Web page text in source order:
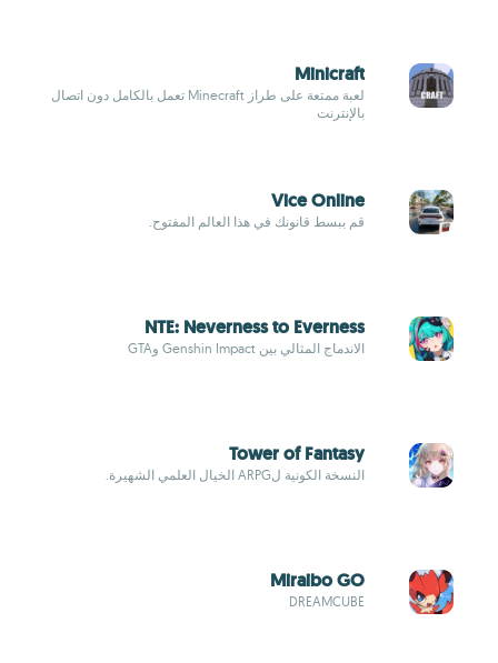
Minicraft
لعبة ممتعة على طراز Minecraft تعمل بالكامل دون اتصال
بالإنترنت
Vice Online
قم ببسط قانونك في هذا العالم المفتوح.
NTE: Neverness to Everness
الاندماج المثالي بين Genshin Impact وGTA
Tower of Fantasy
النسخة الكونية لARPG الخيال العلمي الشهيرة.
Miraibo GO
DREAMCUBE